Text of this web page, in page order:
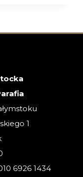
1
6926 1434